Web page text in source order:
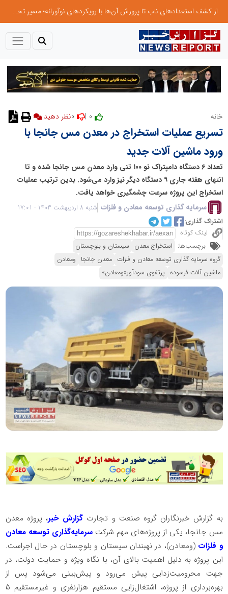
از کشف استعدادهای ناب تا پرورش آن‌ها با رویکردهای نوآورانه؛ مسیر تحول‌آفرین شنای ایران در سطح جهانی
خانه
تسریع عملیات استخراج در معدن مس جانجا با
ورود ماشین آلات جدید
تعداد ۶ دستگاه دامپتراک نو ۱۰۰ تنی وارد معدن مس جانجا شده و تا
انتهای هفته جاری ۹ دستگاه دیگر نیز وارد می‌شود. بدین ترتیب عملیات
استخراج این پروژه سرعت چشمگیری خواهد یافت.
سرمایه گذاری توسعه معادن و فلزات شنبه 8 اردیبهشت 1403 - 17:01
اشتراک گذاری:
لینک کوتاه
برچسب‌ها: استخراج معدن سیستان و بلوچستان
گروه سرمایه گذاری توسعه معادن و فلزات معدن جانجا ومعادن
ماشین آلات فرسوده پرتفوی سودآور«ومعادن»
به گزارش خبرنگاران گروه صنعت و تجارت گزارش خبر، پروژه معدن
مس جانجا، یکی از پروژه‌های مهم شرکت سرمایه‌گذاری توسعه معادن
و فلزات (ومعادن)، در نهبندان سیستان و بلوچستان در حال اجراست.
این پروژه به دلیل اهمیت بالای آن، با نگاه ویژه و حمایت دولت، در
جهت محرومیت‌زدایی پیش می‌رود و پیش‌بینی می‌شود پس از
بهره‌برداری از پروژه، اشتغال‌زایی مستقیم هزارنفری و غیرمستقیم ۵